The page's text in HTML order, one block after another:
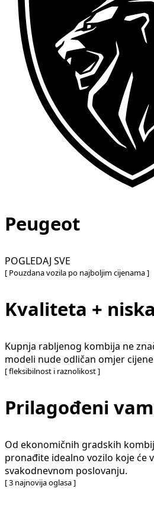
Peugeot
POGLEDAJ SVE
[ Pouzdana vozila po najboljim cijenama ]
Kvaliteta +
Kupnja rabljenog kombija ne
modeli nude odličan omjer
[ fleksibilnost i raznolikost ]
Prilagođeni
Od ekonomičnih gradskih
pronađite idealno vozilo koje će
svakodnevnom poslovanju.
[ 3 najnovija oglasa ]